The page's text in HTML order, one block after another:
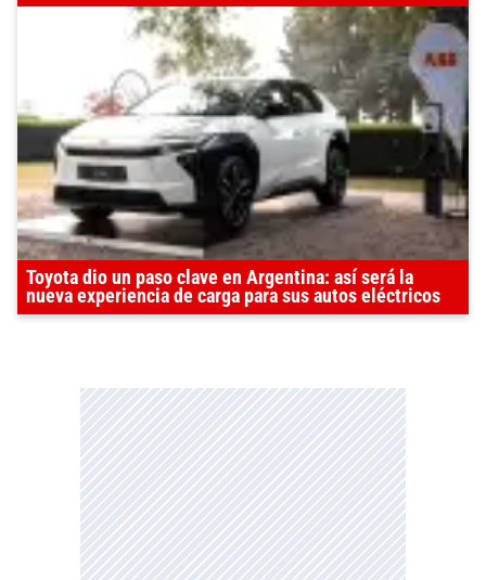
Toyota dio un paso clave en Argentina: así será la
nueva experiencia de carga para sus autos eléctricos